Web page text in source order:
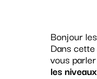
Bonjour
Dans
vous
les